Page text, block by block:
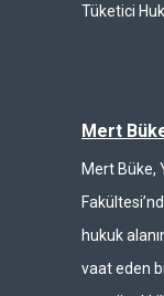
Tüketici
Mert
Mert Büke,
hukuk
vaat eden